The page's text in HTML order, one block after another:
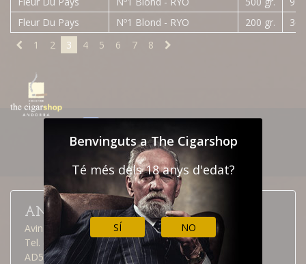
Benvinguts a The Cigarshop
Té més dels 18 anys d'edat?
SÍ NO
Fleur Du Pays
Nº1 Blond - RYO 200 gr.
1
2 3 4 5 6 7 8
INFORMACIÓ ADUANES
ANDORRA LA VELLA
Avinguda Meritxell, 40
Tel. (376) 826 515
AD500 Andorra la Vella